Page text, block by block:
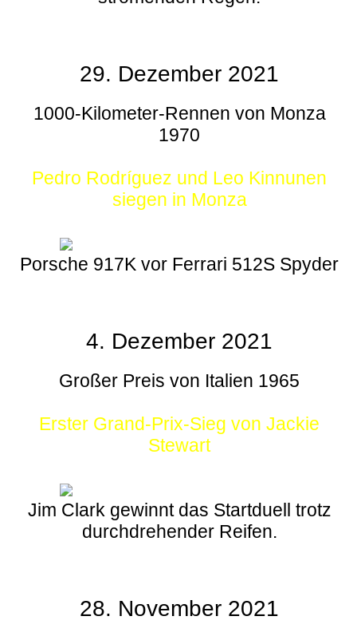
29. Dezember 2021
1000-Kilometer-Rennen von Monza
1970
Pedro Rodríguez und Leo Kinnunen
siegen in Monza
Porsche 917K vor Ferrari 512S Spyder
4. Dezember 2021
Großer Preis von Italien 1965
Erster Grand-Prix-Sieg von Jackie
Stewart
Jim Clark gewinnt das Startduell trotz
durchdrehender Reifen.
28. November 2021